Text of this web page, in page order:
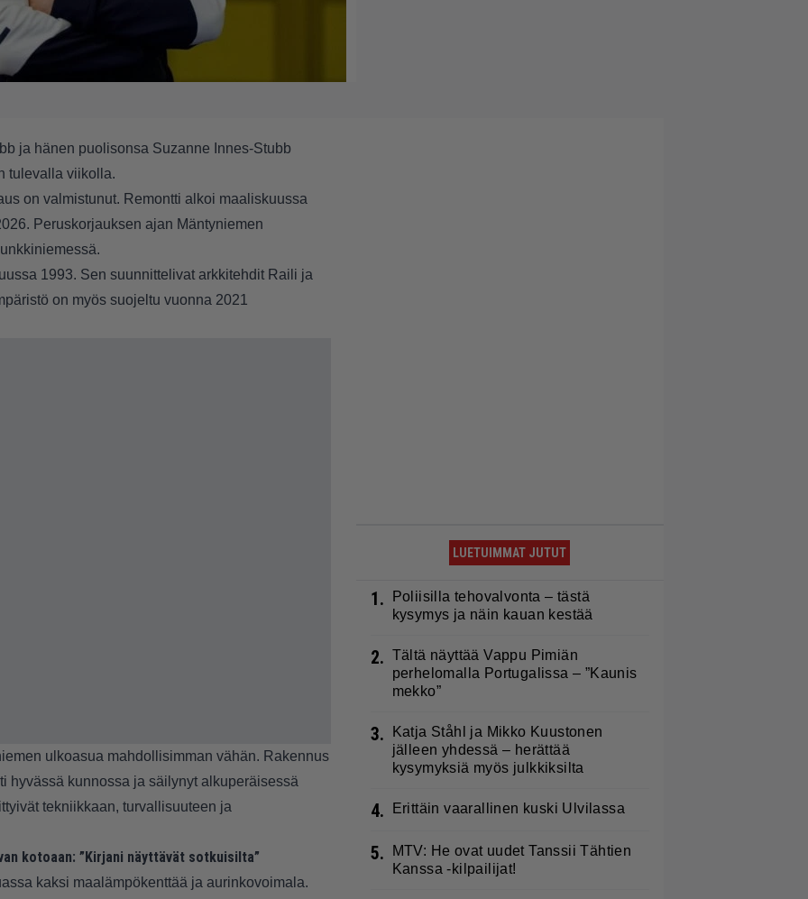
ja hänen puolisonsa Suzanne Innes-Stubb
tulevalla viikolla.
on valmistunut. Remontti alkoi maaliskuussa
Peruskorjauksen ajan Mäntyniemen
1993. Sen suunnittelivat arkkitehdit Raili ja
on myös suojeltu vuonna 2021
ulkoasua mahdollisimman vähän. Rakennus
hyvässä kunnossa ja säilynyt alkuperäisessä
tekniikkaan, turvallisuuteen ja
kotoaan: ”Kirjani näyttävät sotkuisilta”
kaksi maalämpökenttää ja aurinkovoimala.
LUETUIMMAT JUTUT
1.
Poliisilla tehovalvonta – tästä
kysymys ja näin kauan kestää
2. Tältä näyttää Vappu Pimiän
perhelomalla Portugalissa – ”Kaunis
mekko”
3.
Katja Ståhl ja Mikko Kuustonen
jälleen yhdessä – herättää
kysymyksiä myös julkkiksilta
4. Erittäin vaarallinen kuski Ulvilassa
5.
MTV: He ovat uudet Tanssii Tähtien
Kanssa -kilpailijat!